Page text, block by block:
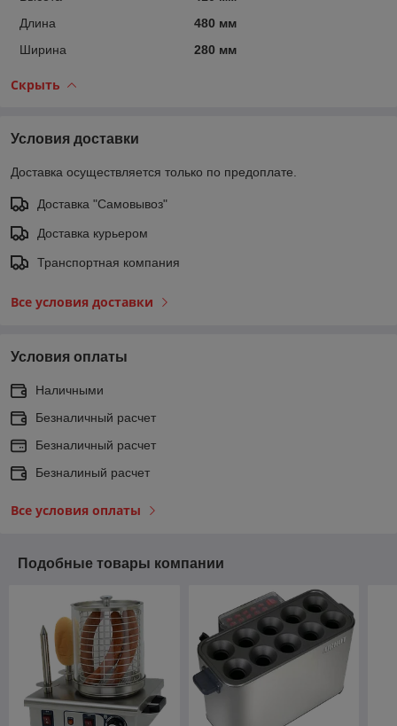
Длина
480 мм
Ширина
280 мм
Скрыть
Условия доставки
Доставка осуществляется только по предоплате.
Доставка "Самовывоз"
Доставка курьером
Транспортная компания
Все условия доставки
Условия оплаты
Наличными
Безналичный расчет
Безналичный расчет
Безналиный расчет
Все условия оплаты
Подобные товары компании